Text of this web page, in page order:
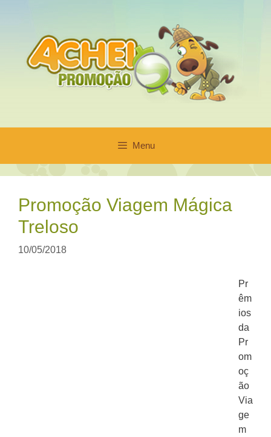
conteúdo
Menu
Promoção Viagem Mágica
Treloso
10/05/2018
Pr
êm
ios
da
Pr
om
oç
ão
Via
ge
m